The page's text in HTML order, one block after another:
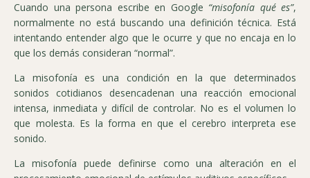
Cuando una persona escribe en Google “misofonía qué es”,
normalmente no está buscando una definición técnica. Está
intentando entender algo que le ocurre y que no encaja en lo
que los demás consideran “normal”.
La misofonía es una condición en la que determinados
sonidos cotidianos desencadenan una reacción emocional
intensa, inmediata y difícil de controlar. No es el volumen lo
que molesta. Es la forma en que el cerebro interpreta ese
sonido.
La misofonía puede definirse como una alteración en el